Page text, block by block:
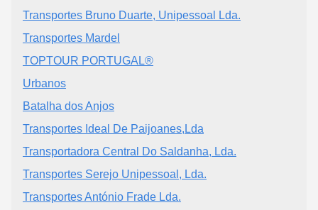
Transportes Bruno Duarte, Unipessoal Lda.
Transportes Mardel
TOPTOUR PORTUGAL®
Urbanos
Batalha dos Anjos
Transportes Ideal De Paijoanes,Lda
Transportadora Central Do Saldanha, Lda.
Transportes Serejo Unipessoal, Lda.
Transportes António Frade Lda.